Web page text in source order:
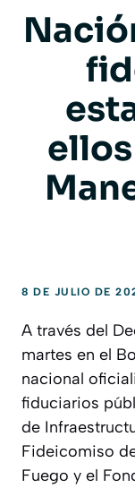
8 DE JULIO DE
A través del
martes en el
nacional
fiduciarios
de
Fideicomiso
Fuego y el